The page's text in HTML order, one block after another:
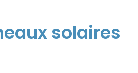
solaires